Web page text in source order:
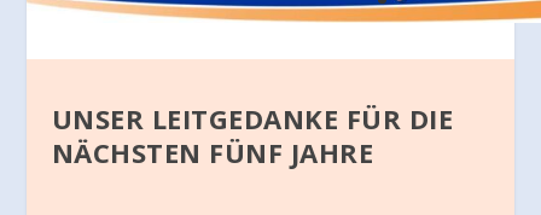
UNSER LEITGEDANKE FÜR DIE
NÄCHSTEN FÜNF JAHRE